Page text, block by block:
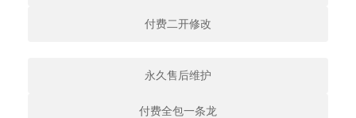
付费二开修改
永久售后维护
付费全包一条龙